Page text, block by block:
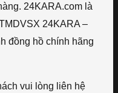
24KARA.com là
24KARA –
đồng hồ chính hãng
vui lòng liên hệ